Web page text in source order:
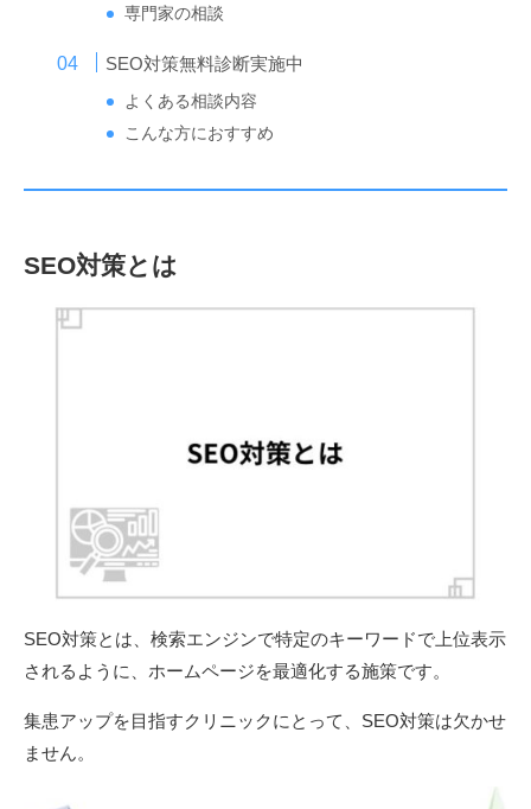
専門家の相談
SEO対策無料診断実施中
よくある相談内容
こんな方におすすめ
SEO対策とは
SEO対策とは、検索エンジンで特定のキーワードで上位表示
されるように、ホームページを最適化する施策です。
集患アップを目指すクリニックにとって、SEO対策は欠かせ
ません。